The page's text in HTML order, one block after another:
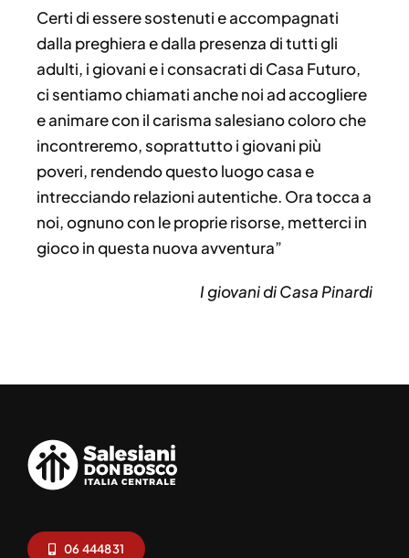
Certi di essere sostenuti e accompagnati
dalla preghiera e dalla presenza di tutti gli
adulti, i giovani e i consacrati di Casa Futuro,
ci sentiamo chiamati anche noi ad accogliere
e animare con il carisma salesiano coloro che
incontreremo, soprattutto i giovani più
poveri, rendendo questo luogo casa e
intrecciando relazioni autentiche. Ora tocca a
noi, ognuno con le proprie risorse, metterci in
gioco in questa nuova avventura”
I giovani di Casa Pinardi
06 444831